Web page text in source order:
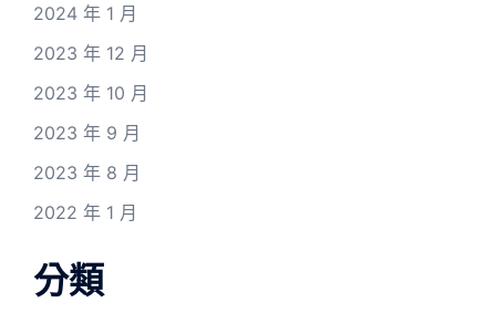
2024 年 1 月
2023 年 12 月
2023 年 10 月
2023 年 9 月
2023 年 8 月
2022 年 1 月
分類